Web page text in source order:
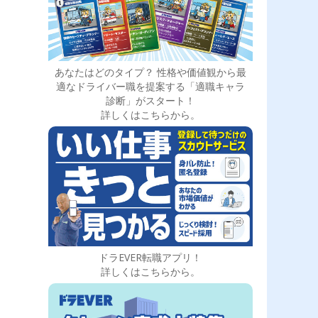
あなたはどのタイプ？ 性格や価値観から最
適なドライバー職を提案する「適職キャラ
診断」がスタート！
詳しくはこちらから。
ドラEVER転職アプリ！
詳しくはこちらから。